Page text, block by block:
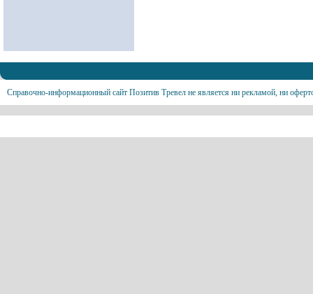
Справочно-информационный сайт Позитив Тревел не является ни рекламой, ни